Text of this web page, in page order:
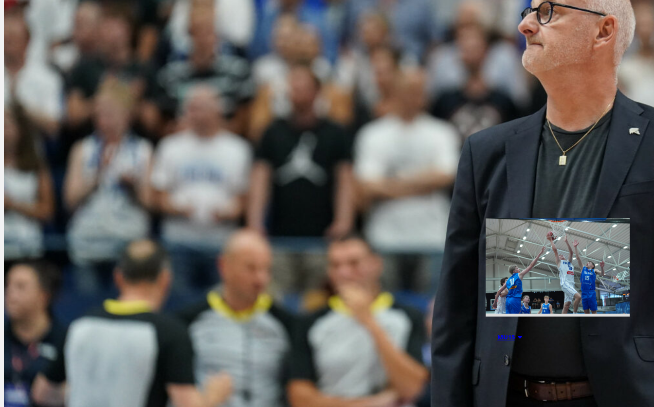
inen voitto
Liettuasta
Susiladies nappasi
harvinaislaatuisen voiton
Liettuasta Tukholmassa
pelatussa maaottelussa.
Susiladies voitti vakuuttavasti
Liettuan 81-70 (48-36) Elina
Aarnisalon 22 pisteen
johdattamana. Suomi pelaa
Tukholmassa vielä toisen
ottelun, kun huomenna vastaan
tulee Ruotsi.
MU15
Suomen 15-
vuotiaiden